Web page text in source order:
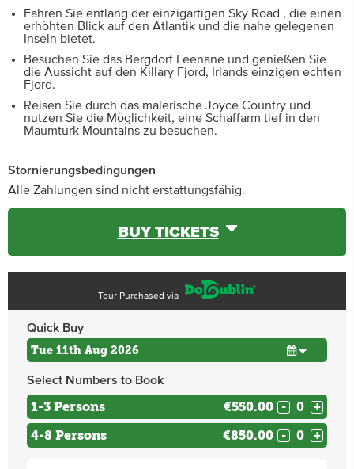
Fahren Sie entlang der einzigartigen Sky Road , die einen
erhöhten Blick auf den Atlantik und die nahe gelegenen
Inseln bietet.
Besuchen Sie das Bergdorf Leenane und genießen Sie
die Aussicht auf den Killary Fjord, Irlands einzigen echten
Fjord.
Reisen Sie durch das malerische Joyce Country und
nutzen Sie die Möglichkeit, eine Schaffarm tief in den
Maumturk Mountains zu besuchen.
Stornierungsbedingungen
Alle Zahlungen sind nicht erstattungsfähig.
BUY TICKETS
Tour Purchased via
Quick Buy
Select Numbers to Book
1-3 Persons €550.00 - +
4-8 Persons €850.00 - +